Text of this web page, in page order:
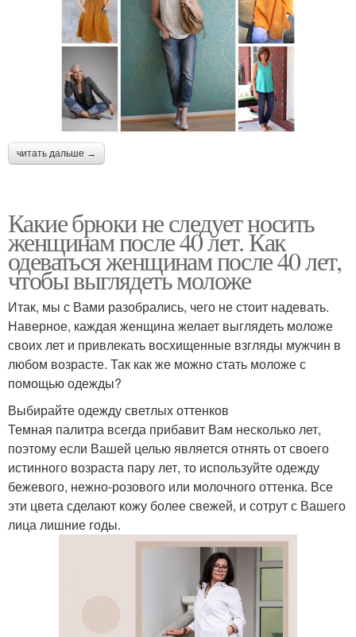
читать дальше →
Какие брюки не следует носить
женщинам после 40 лет. Как
одеваться женщинам после 40 лет,
чтобы выглядеть моложе
Итак, мы с Вами разобрались, чего не стоит надевать.
Наверное, каждая женщина желает выглядеть моложе
своих лет и привлекать восхищенные взгляды мужчин в
любом возрасте. Так как же можно стать моложе с
помощью одежды?
Выбирайте одежду светлых оттенков
Темная палитра всегда прибавит Вам несколько лет,
поэтому если Вашей целью является отнять от своего
истинного возраста пару лет, то используйте одежду
бежевого, нежно-розового или молочного оттенка. Все
эти цвета сделают кожу более свежей, и сотрут с Вашего
лица лишние годы.